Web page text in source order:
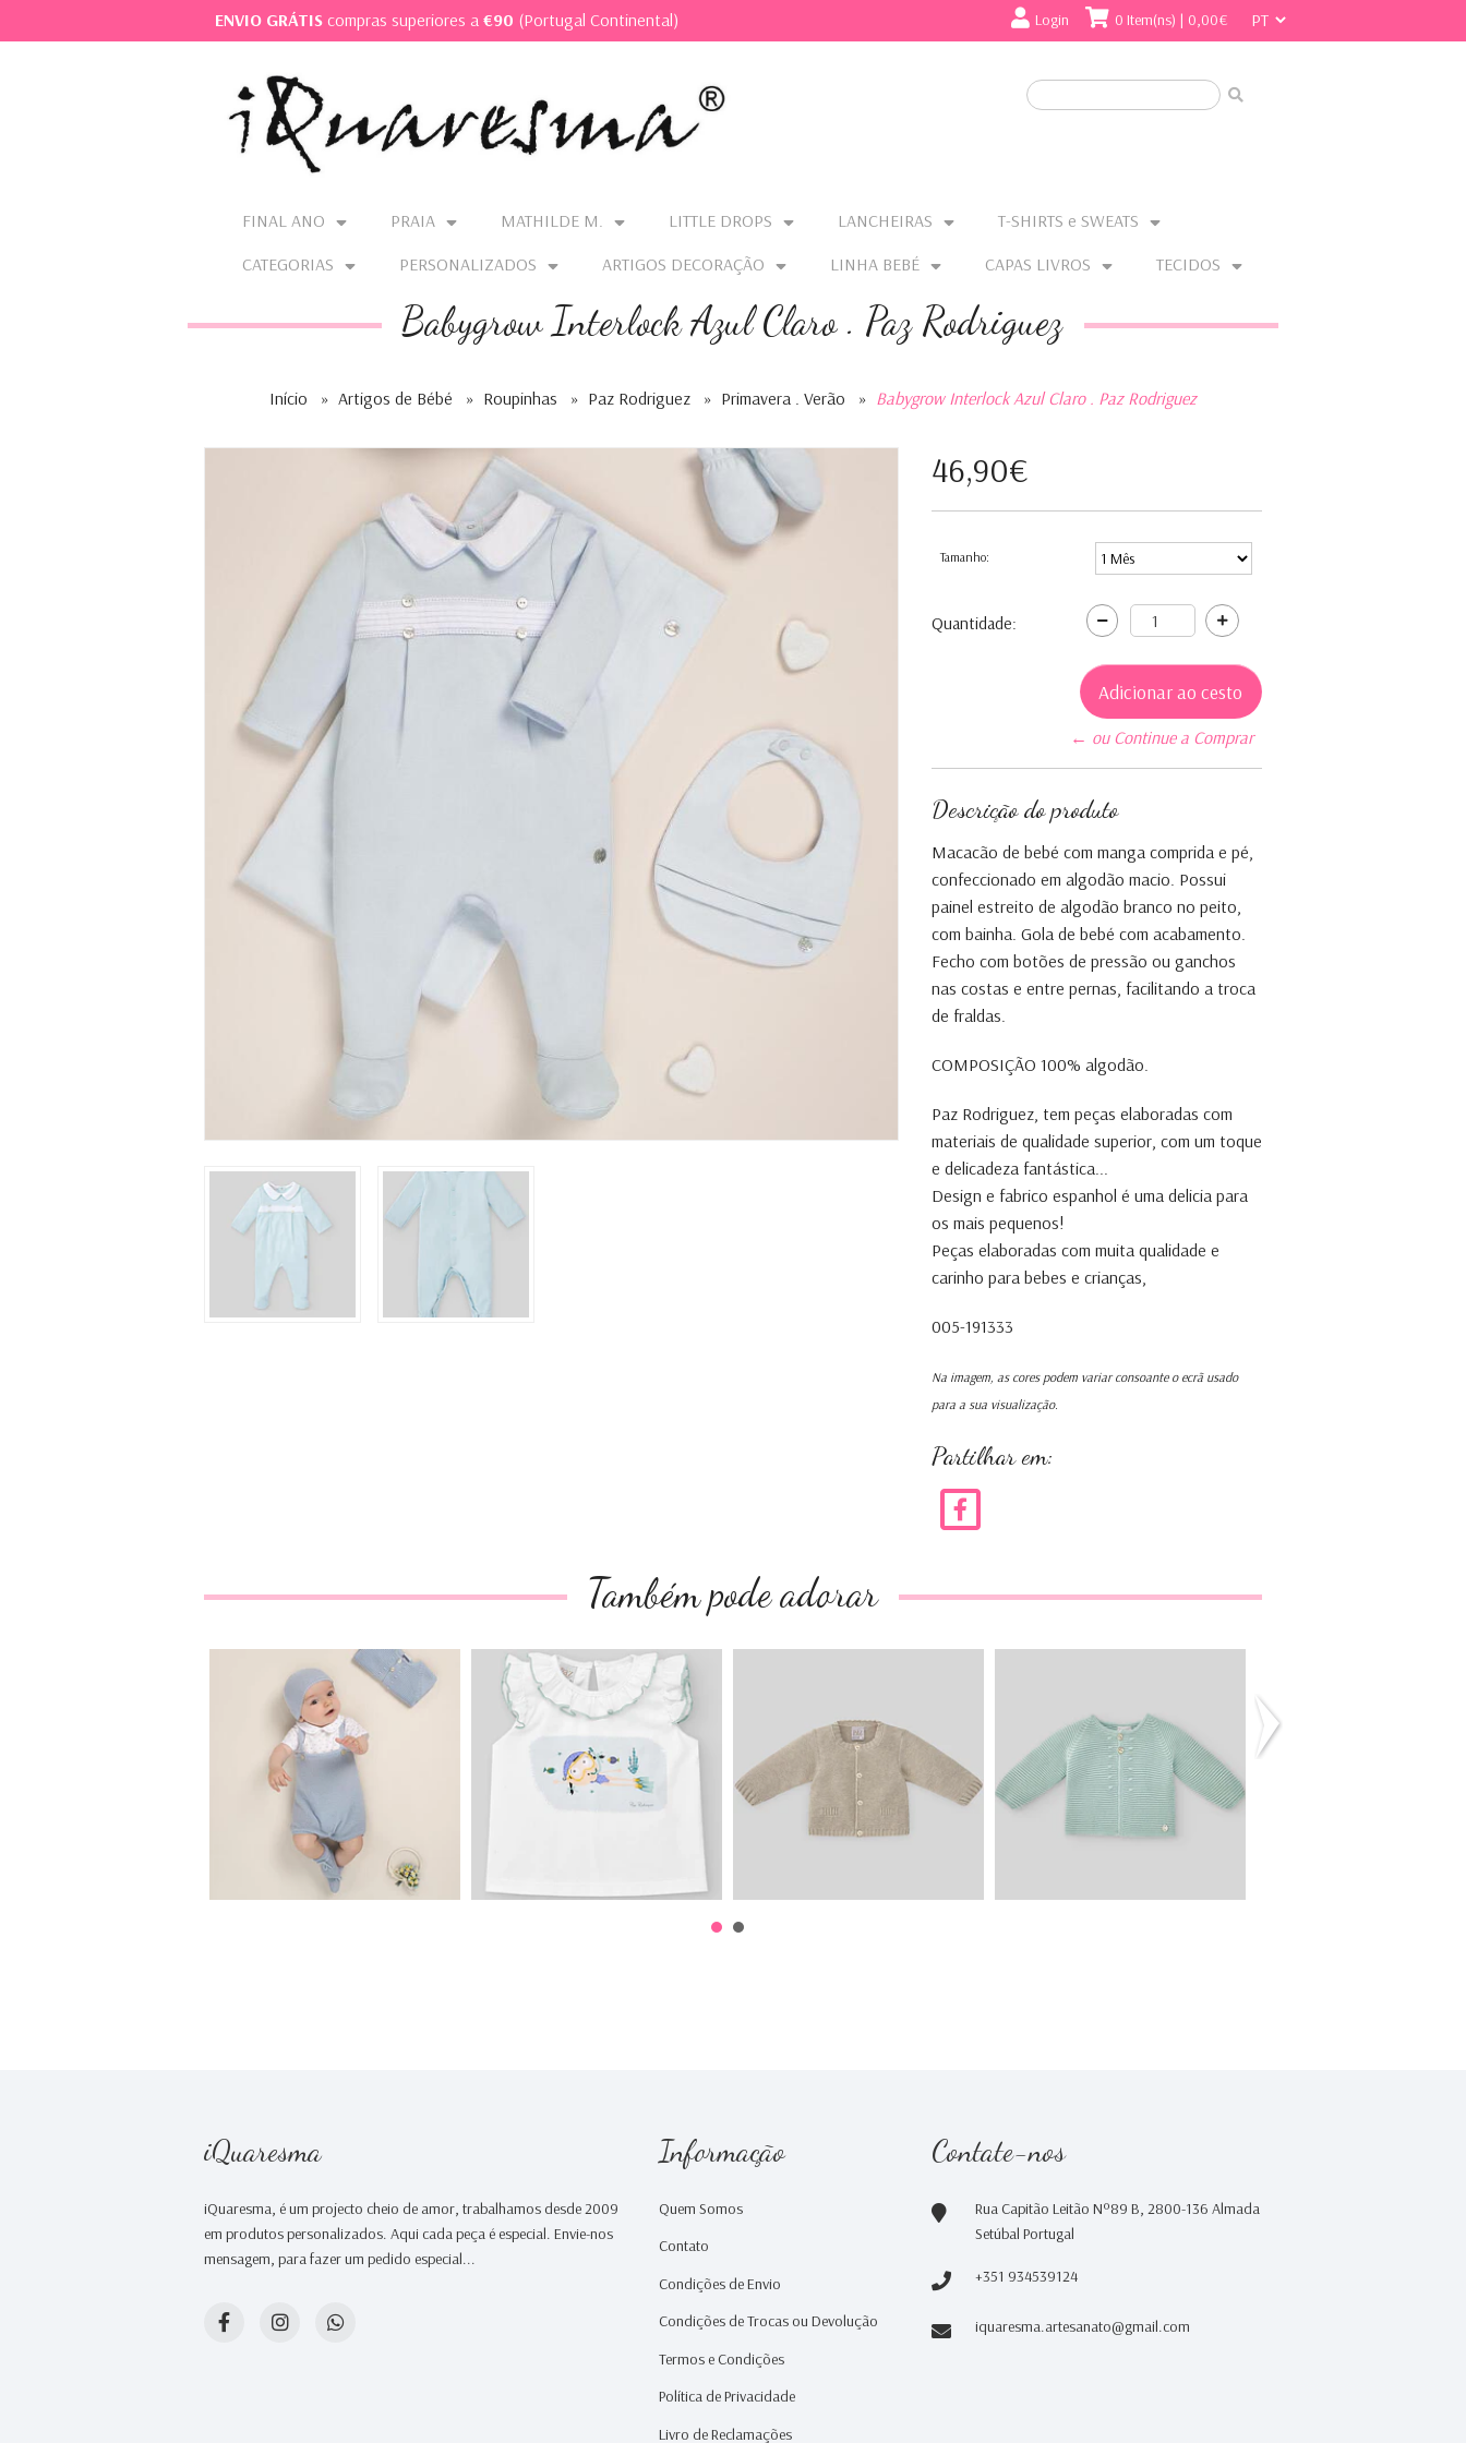
ENVIO GRÁTIS compras superiores a €90 (Portugal Continental) 0 Item(ns) | 0,00€
Login
FINAL ANO PRAIA MATHILDE M. LITTLE DROPS LANCHEIRAS
T-SHIRTS e SWEATS
CATEGORIAS
PERSONALIZADOS ARTIGOS DECORAÇÃO LINHA BEBÉ CAPAS LIVROS TECIDOS
Babygrow Interlock Azul Claro . Paz Rodriguez
Início » Artigos de Bébé » Roupinhas » Paz Rodriguez » Primavera . Verão » Babygrow Interlock Azul Claro . Paz Rodriguez
46,90€
Tamanho:
Quantidade:
← ou Continue a Comprar
Descrição do produto
Macacão de bebé com manga comprida e pé,
confeccionado em algodão macio. Possui
painel estreito de algodão branco no peito,
com bainha. Gola de bebé com acabamento.
Fecho com botões de pressão ou ganchos
nas costas e entre pernas, facilitando a troca
de fraldas.
COMPOSIÇÃO 100% algodão.
Paz Rodriguez, tem peças elaboradas com
materiais de qualidade superior, com um toque
e delicadeza fantástica...
Design e fabrico espanhol é uma delicia para
os mais pequenos!
Peças elaboradas com muita qualidade e
carinho para bebes e crianças,
005-191333
Na imagem, as cores podem variar consoante o ecrã usado
para a sua visualização.
Partilhar em:
Também pode adorar
Fofo de Malha e
Tecido "Lec...
53,90€
T-shirt Fundo Mar
Menina . ...
33,90€
Linho . ...
38,90€
Verde Ág...
36,90€
iQuaresma
iQuaresma, é um projecto cheio de amor, trabalhamos desde 2009
em produtos personalizados. Aqui cada peça é especial. Envie-nos
mensagem, para fazer um pedido especial...
Informação
Quem Somos
Contato
Condições de Envio
Condições de Trocas ou Devolução
Termos e Condições
Política de Privacidade
Livro de Reclamações
Contate-nos
Rua Capitão Leitão Nº89 B, 2800-136 Almada
Setúbal Portugal
+351 934539124
iquaresma.artesanato@gmail.com